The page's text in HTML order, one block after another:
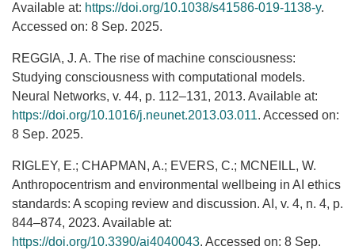
Available at: https://doi.org/10.1038/s41586-019-1138-y.
Accessed on: 8 Sep. 2025.
REGGIA, J. A. The rise of machine consciousness:
Studying consciousness with computational models.
Neural Networks, v. 44, p. 112–131, 2013. Available at:
https://doi.org/10.1016/j.neunet.2013.03.011. Accessed on:
8 Sep. 2025.
RIGLEY, E.; CHAPMAN, A.; EVERS, C.; MCNEILL, W.
Anthropocentrism and environmental wellbeing in AI ethics
standards: A scoping review and discussion. AI, v. 4, n. 4, p.
844–874, 2023. Available at:
https://doi.org/10.3390/ai4040043. Accessed on: 8 Sep.